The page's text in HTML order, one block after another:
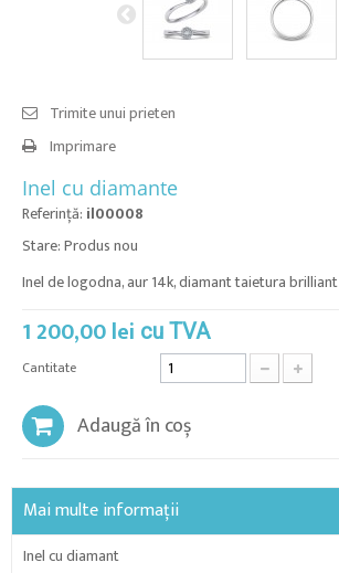
Trimite unui prieten
Imprimare
Inel cu diamante
Referinţă: il00008
Stare:Produs nou
Inel de logodna, aur 14k, diamant taietura brilliant
1 200,00 lei cu TVA
Cantitate
Adaugă în coș
Mai multe informații
Inel cu diamant